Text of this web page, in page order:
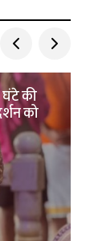
घंटे की
को